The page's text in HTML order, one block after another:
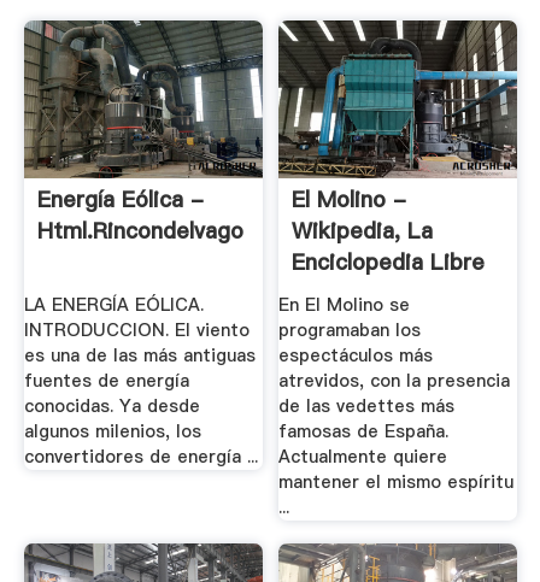
Energía Eólica -
Html.rincondelvago
LA ENERGÍA EÓLICA.
INTRODUCCION. El viento
es una de las más antiguas
fuentes de energía
conocidas. Ya desde
algunos milenios, los
convertidores de energía ...
El Molino -
Wikipedia, La
Enciclopedia Libre
En El Molino se
programaban los
espectáculos más
atrevidos, con la presencia
de las vedettes más
famosas de España.
Actualmente quiere
mantener el mismo espíritu
...